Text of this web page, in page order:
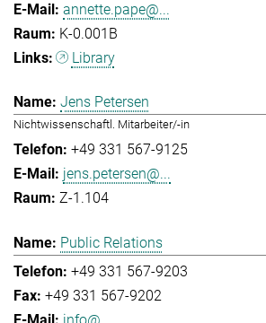
annette.pape@...
K-0.001B
Library
Jens Petersen
Nichtwissenschaftl. Mitarbeiter/-in
+49 331 567-9125
jens.petersen@...
Z-1.104
Public Relations
+49 331 567-9203
+49 331 567-9202
info@...